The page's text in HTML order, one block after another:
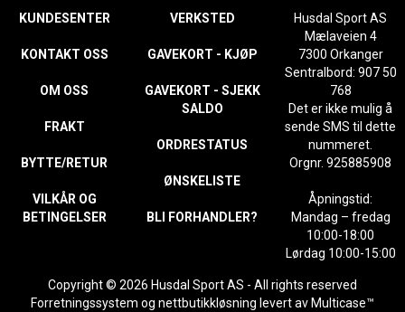
KUNDESENTER
KONTAKT OSS
OM OSS
FRAKT
BYTTE/RETUR
VILKÅR OG
BETINGELSER
VERKSTED
GAVEKORT - KJØP
GAVEKORT - SJEKK
SALDO
ORDRESTATUS
ØNSKELISTE
BLI FORHANDLER?
Husdal Sport AS
Mælaveien 4
7300 Orkanger
Sentralbord: 907 50
768
Det er ikke mulig å
sende SMS til dette
nummeret.
Orgnr. 925885908
Åpningstid:
Mandag – fredag
10:00-18:00
Lørdag 10:00-15:00
Copyright © 2026 Husdal Sport AS - All rights reserved
Forretningssystem og nettbutikkløsning levert av Multicase™